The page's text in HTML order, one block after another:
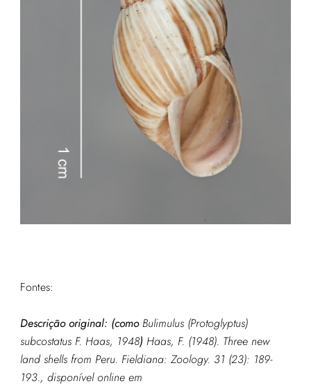
Fontes:
Descrição original: (como Bulimulus (Protoglyptus)
subcostatus F. Haas, 1948) Haas, F. (1948). Three new
land shells from Peru. Fieldiana: Zoology. 31 (23): 189-
193., disponível online em